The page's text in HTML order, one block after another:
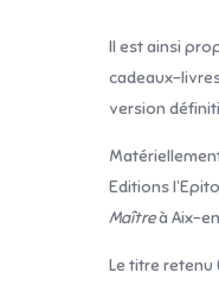
Il est ainsi
cadeaux-
version
Editions
Maîtreà Aix-
Le titre retenu